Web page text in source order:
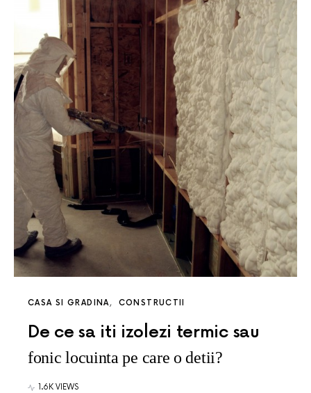
CASA SI GRADINA CONSTRUCTII
De ce sa iti izolezi termic sau
fonic locuinta pe care o detii?
1.6K VIEWS